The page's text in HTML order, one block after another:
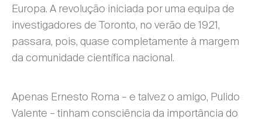
Europa. A revolução iniciada por uma equipa de
investigadores de Toronto, no verão de 1921,
passara, pois, quase completamente à margem
da comunidade científica nacional.
Apenas Ernesto Roma – e talvez o amigo, Pulido
Valente – tinham consciência da importância do